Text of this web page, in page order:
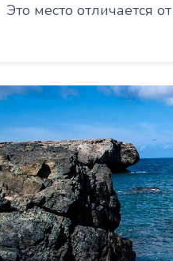
Это место отличается